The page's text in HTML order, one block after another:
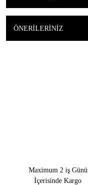
ÖNERILERINIZ
Maximum 2 iş Günü
İçerisinde Kargo